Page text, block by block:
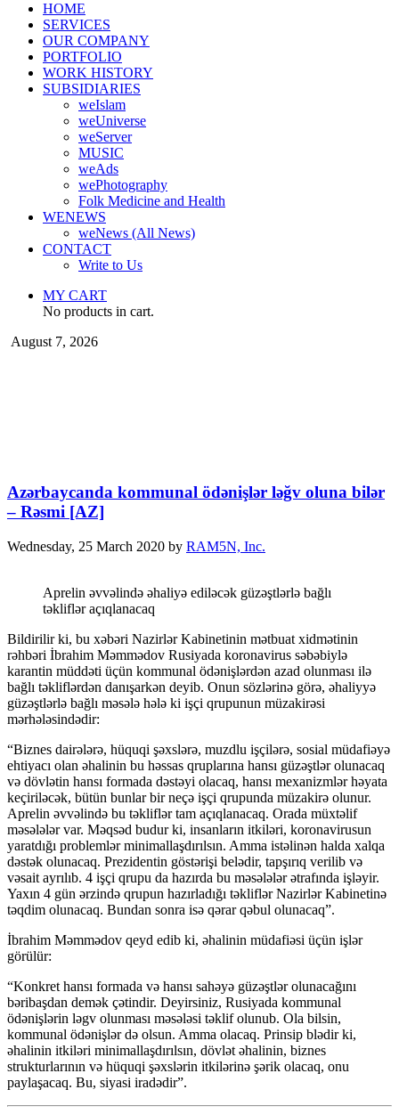
HOME
SERVICES
OUR COMPANY
PORTFOLIO
WORK HISTORY
SUBSIDIARIES
weIslam
weUniverse
weServer
MUSIC
weAds
wePhotography
Folk Medicine and Health
WENEWS
weNews (All News)
CONTACT
Write to Us
MY CART
No products in cart.
August 7, 2026
Azərbaycanda kommunal ödənişlər ləğv oluna bilər
– Rəsmi [AZ]
Wednesday, 25 March 2020 by RAM5N, Inc.
Aprelin əvvəlində əhaliyə ediləcək güzəştlərlə bağlı
təkliflər açıqlanacaq
Bildirilir ki, bu xəbəri Nazirlər Kabinetinin mətbuat xidmətinin
rəhbəri İbrahim Məmmədov Rusiyada koronavirus səbəbiylə
karantin müddəti üçün kommunal ödənişlərdən azad olunması ilə
bağlı təkliflərdən danışarkən deyib. Onun sözlərinə görə, əhaliyyə
güzəştlərlə bağlı məsələ hələ ki işçi qrupunun müzakirəsi
mərhələsindədir:
“Biznes dairələrə, hüquqi şəxslərə, muzdlu işçilərə, sosial müdafiəyə
ehtiyacı olan əhalinin bu həssas qruplarına hansı güzəştlər olunacaq
və dövlətin hansı formada dəstəyi olacaq, hansı mexanizmlər həyata
keçiriləcək, bütün bunlar bir neçə işçi qrupunda müzakirə olunur.
Aprelin əvvəlində bu təkliflər tam açıqlanacaq. Orada müxtəlif
məsələlər var. Məqsəd budur ki, insanların itkiləri, koronavirusun
yaratdığı problemlər minimallaşdırılsın. Amma istəlinən halda xalqa
dəstək olunacaq. Prezidentin göstərişi belədir, tapşırıq verilib və
vəsait ayrılıb. 4 işçi qrupu da hazırda bu məsələlər ətrafında işləyir.
Yaxın 4 gün ərzində qrupun hazırladığı təkliflər Nazirlər Kabinetinə
təqdim olunacaq. Bundan sonra isə qərar qəbul olunacaq”.
İbrahim Məmmədov qeyd edib ki, əhalinin müdafiəsi üçün işlər
görülür:
“Konkret hansı formada və hansı sahəyə güzəştlər olunacağını
bəribaşdan demək çətindir. Deyirsiniz, Rusiyada kommunal
ödənişlərin ləgv olunması məsələsi təklif olunub. Ola bilsin,
kommunal ödənişlər də olsun. Amma olacaq. Prinsip blədir ki,
əhalinin itkiləri minimallaşdırılsın, dövlət əhalinin, biznes
strukturlarının və hüquqi şəxslərin itkilərinə şərik olacaq, onu
paylaşacaq. Bu, siyasi iradədir”.